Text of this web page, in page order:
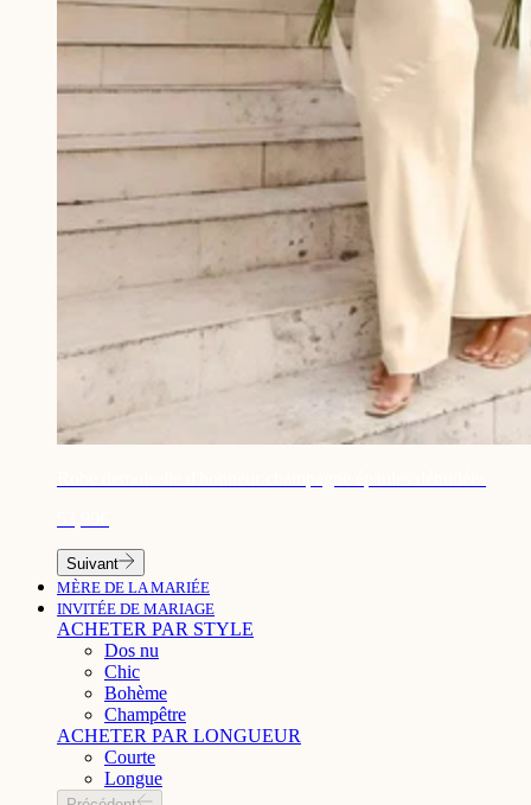
Suivant
MÈRE DE LA MARIÉE
INVITÉE DE MARIAGE
ACHETER PAR STYLE
Dos nu
Chic
Bohème
Champêtre
ACHETER PAR LONGUEUR
Courte
Longue